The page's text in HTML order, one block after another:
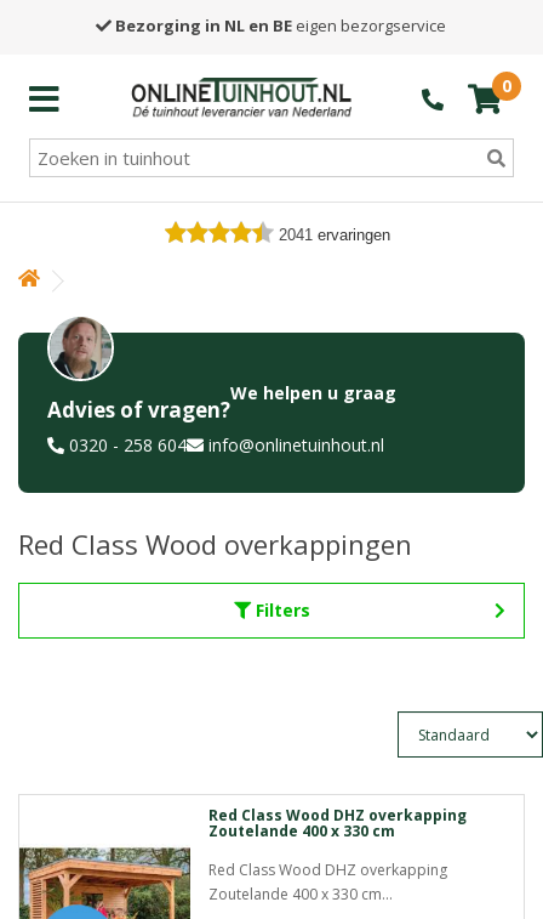
Bezorging in NL en BE eigen bezorgservice
0
2041 ervaringen
Advies of vragen?
We helpen u graag
0320 - 258 604 info@onlinetuinhout.nl
Red Class Wood overkappingen
Filters
Red Class Wood DHZ overkapping
Zoutelande 400 x 330 cm
Red Class Wood DHZ overkapping
Zoutelande 400 x 330 cm...